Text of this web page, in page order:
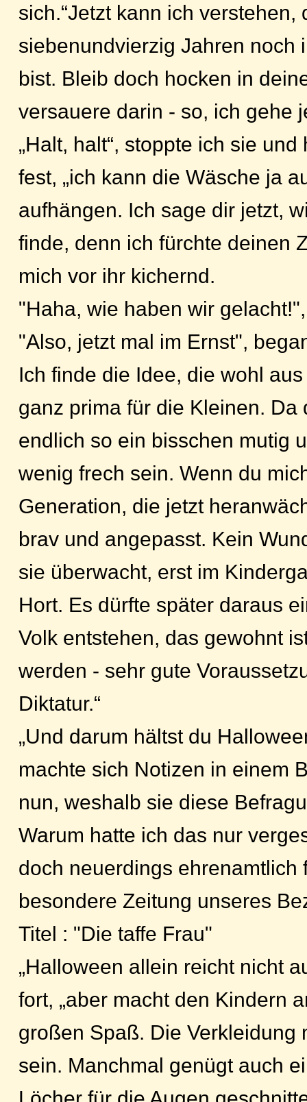
sich.“Jetzt kann ich verstehen,
siebenundvierzig Jahren noch
bist. Bleib doch hocken in
versauere darin - so, ich gehe
„Halt, halt“, stoppte ich sie
fest, „ich kann die Wäsche ja
aufhängen. Ich sage dir jetzt,
finde, denn ich fürchte deinen
mich vor ihr kichernd.
"Haha, wie haben wir
"Also, jetzt mal im Ernst",
Ich finde die Idee, die wohl
ganz prima für die Kleinen. Da
endlich so ein bisschen mutig
wenig frech sein. Wenn du
Generation, die jetzt
brav und angepasst. Kein
sie überwacht, erst im
Hort. Es dürfte später daraus
Volk entstehen, das gewohnt
werden - sehr gute
Diktatur.“
„Und darum hältst du
machte sich Notizen in einem
nun, weshalb sie diese
Warum hatte ich das nur
doch neuerdings ehrenamtlich
besondere Zeitung unseres
Titel : "Die taffe Frau"
„Halloween allein reicht nicht
fort, „aber macht den Kindern
großen Spaß. Die Verkleidung
sein. Manchmal genügt auch